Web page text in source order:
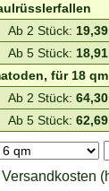
Ab 2 Stück: 19,39
Ab 5 Stück: 18,91
für 18 qm
Ab 2 Stück: 64,30
Ab 5 Stück: 62,69
Versandkosten